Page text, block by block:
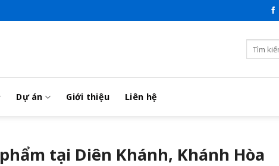
Dự án Giới thiệu Liên hệ
tại Diên Khánh, Khánh Hòa